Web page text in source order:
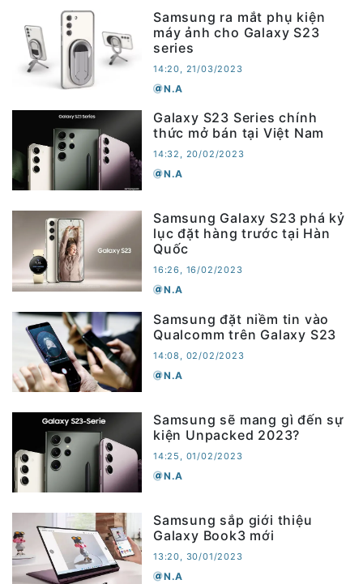
Samsung ra mắt phụ kiện
máy ảnh cho Galaxy S23
series
14:20, 21/03/2023
N.A
Galaxy S23 Series chính
thức mở bán tại Việt Nam
14:32, 20/02/2023
N.A
Samsung Galaxy S23 phá kỷ
lục đặt hàng trước tại Hàn
Quốc
16:26, 16/02/2023
N.A
Samsung đặt niềm tin vào
Qualcomm trên Galaxy S23
14:08, 02/02/2023
N.A
Samsung sẽ mang gì đến sự
kiện Unpacked 2023?
14:25, 01/02/2023
N.A
Samsung sắp giới thiệu
Galaxy Book3 mới
13:20, 30/01/2023
N.A